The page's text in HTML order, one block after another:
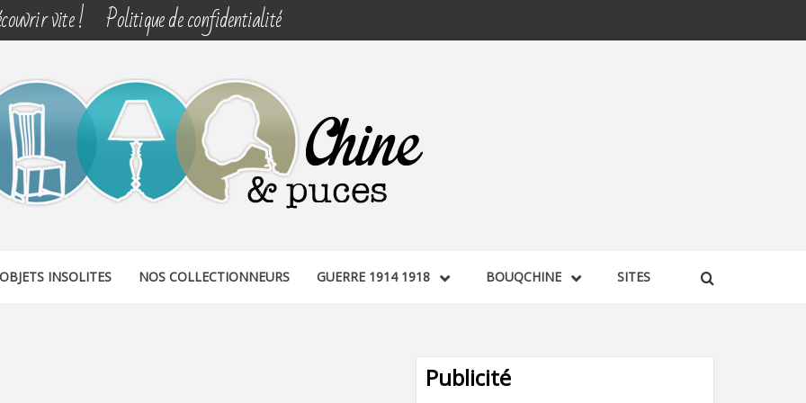
vite ! Politique de confidentialité
PUCES
OBJETS INSOLITES NOS COLLECTIONNEURS GUERRE 1914 1918 BOUQCHINE SITES
Publicité